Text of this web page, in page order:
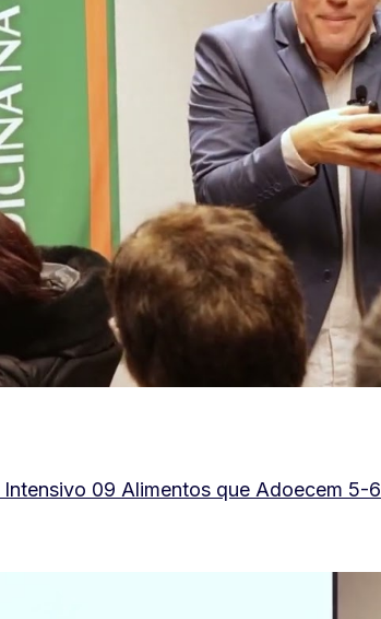
09 Alimentos que Adoecem 5-6